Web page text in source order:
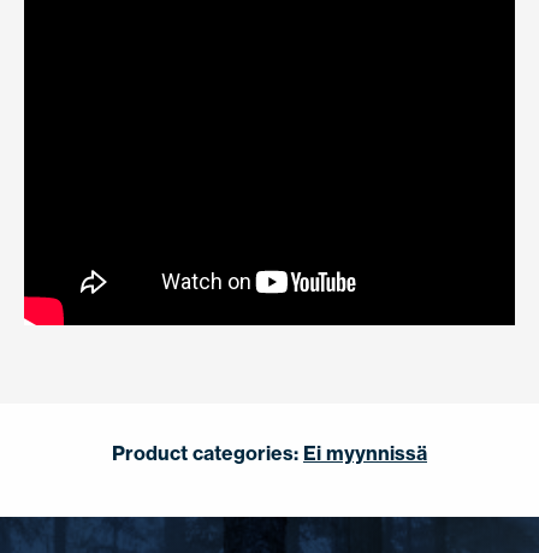
Product categories: Ei myynnissä